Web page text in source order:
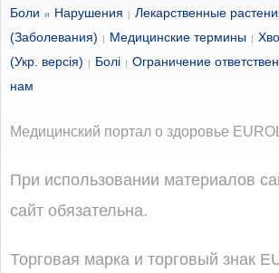
Боли и Нарушения | Лекарственные
(Заболевания)
| Медицинские термины |
(Укр. версія)
| Болі | Ограничение
нам
Медицинский портал о здоровье
При использовании материалов
сайт обязательна.
Торговая марка и торговый знак